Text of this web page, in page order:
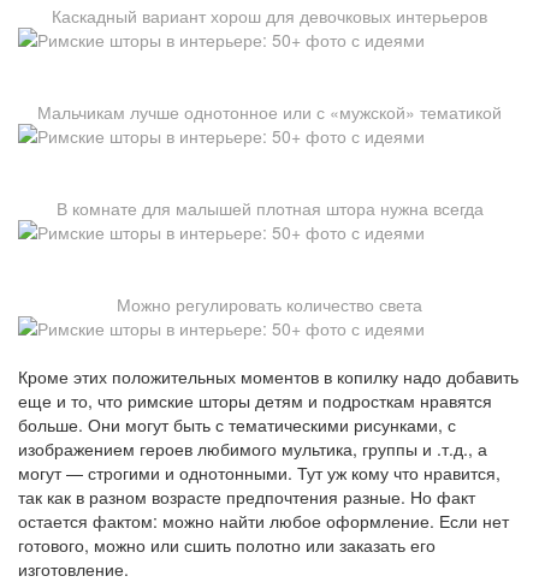
Каскадный вариант хорош для девочковых интерьеров
Мальчикам лучше однотонное или с «мужской» тематикой
В комнате для малышей плотная штора нужна всегда
Можно регулировать количество света
Кроме этих положительных моментов в копилку надо добавить
еще и то, что римские шторы детям и подросткам нравятся
больше. Они могут быть с тематическими рисунками, с
изображением героев любимого мультика, группы и .т.д., а
могут — строгими и однотонными. Тут уж кому что нравится,
так как в разном возрасте предпочтения разные. Но факт
остается фактом: можно найти любое оформление. Если нет
готового, можно или сшить полотно или заказать его
изготовление.